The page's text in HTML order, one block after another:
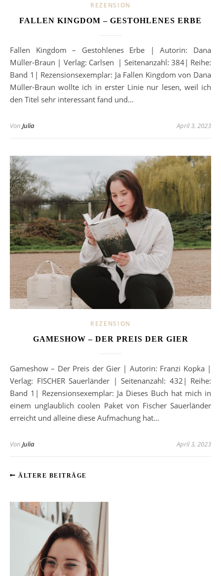
REZENSION
FALLEN KINGDOM – GESTOHLENES ERBE
Fallen Kingdom – Gestohlenes Erbe | Autorin: Dana
Müller-Braun | Verlag: Carlsen | Seitenanzahl: 384| Reihe:
Band 1| Rezensionsexemplar: Ja Fallen Kingdom von Dana
Müller-Braun wollte ich in erster Linie nur lesen, weil ich
den Titel sehr interessant fand und…
Von Julia April 3, 2023
REZENSION
GAMESHOW – DER PREIS DER GIER
Gameshow – Der Preis der Gier | Autorin: Franzi Kopka |
Verlag: FISCHER Sauerländer | Seitenanzahl: 432| Reihe:
Band 1| Rezensionsexemplar: Ja Dieses Buch hat mich in
einem unglaublich coolen Paket von Fischer Sauerländer
erreicht und alleine diese Aufmachung hat…
Von Julia April 3, 2023
ÄLTERE BEITRÄGE